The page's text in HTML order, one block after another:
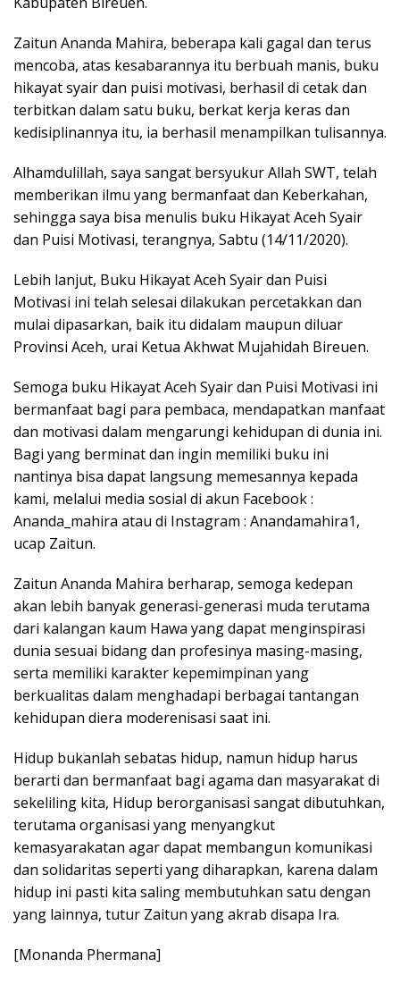
Zaitun Ananda Mahira, beberapa kali gagal dan terus
mencoba, atas kesabarannya itu berbuah manis, buku
hikayat syair dan puisi motivasi, berhasil di cetak dan
terbitkan dalam satu buku, berkat kerja keras dan
kedisiplinannya itu, ia berhasil menampilkan tulisannya.
Alhamdulillah, saya sangat bersyukur Allah SWT, telah
memberikan ilmu yang bermanfaat dan Keberkahan,
sehingga saya bisa menulis buku Hikayat Aceh Syair
dan Puisi Motivasi, terangnya, Sabtu (14/11/2020).
Lebih lanjut, Buku Hikayat Aceh Syair dan Puisi
Motivasi ini telah selesai dilakukan percetakkan dan
mulai dipasarkan, baik itu didalam maupun diluar
Provinsi Aceh, urai Ketua Akhwat Mujahidah Bireuen.
Semoga buku Hikayat Aceh Syair dan Puisi Motivasi ini
bermanfaat bagi para pembaca, mendapatkan manfaat
dan motivasi dalam mengarungi kehidupan di dunia ini.
Bagi yang berminat dan ingin memiliki buku ini
nantinya bisa dapat langsung memesannya kepada
kami, melalui media sosial di akun Facebook :
Ananda_mahira atau di Instagram : Anandamahira1,
ucap Zaitun.
Zaitun Ananda Mahira berharap, semoga kedepan
akan lebih banyak generasi-generasi muda terutama
dari kalangan kaum Hawa yang dapat menginspirasi
dunia sesuai bidang dan profesinya masing-masing,
serta memiliki karakter kepemimpinan yang
berkualitas dalam menghadapi berbagai tantangan
kehidupan diera moderenisasi saat ini.
Hidup bukanlah sebatas hidup, namun hidup harus
berarti dan bermanfaat bagi agama dan masyarakat di
sekeliling kita, Hidup berorganisasi sangat dibutuhkan,
terutama organisasi yang menyangkut
kemasyarakatan agar dapat membangun komunikasi
dan solidaritas seperti yang diharapkan, karena dalam
hidup ini pasti kita saling membutuhkan satu dengan
yang lainnya, tutur Zaitun yang akrab disapa Ira.
[Monanda Phermana]